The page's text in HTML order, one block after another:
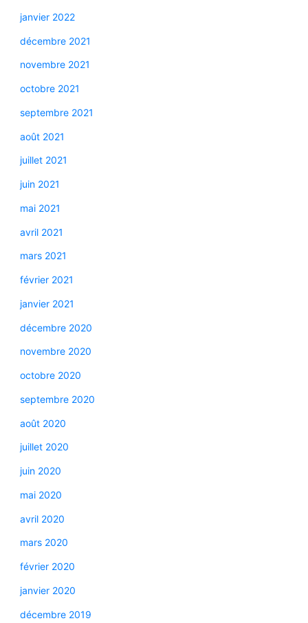
janvier 2022
décembre 2021
novembre 2021
octobre 2021
septembre 2021
août 2021
juillet 2021
juin 2021
mai 2021
avril 2021
mars 2021
février 2021
janvier 2021
décembre 2020
novembre 2020
octobre 2020
septembre 2020
août 2020
juillet 2020
juin 2020
mai 2020
avril 2020
mars 2020
février 2020
janvier 2020
décembre 2019